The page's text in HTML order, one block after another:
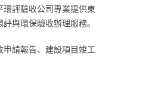
環評驗收公司專業提供東
與環保驗收辦理服務。
請報告、建設項目竣工